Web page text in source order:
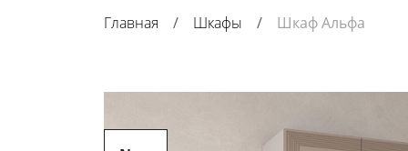
Главная Шкафы Шкаф Альфа